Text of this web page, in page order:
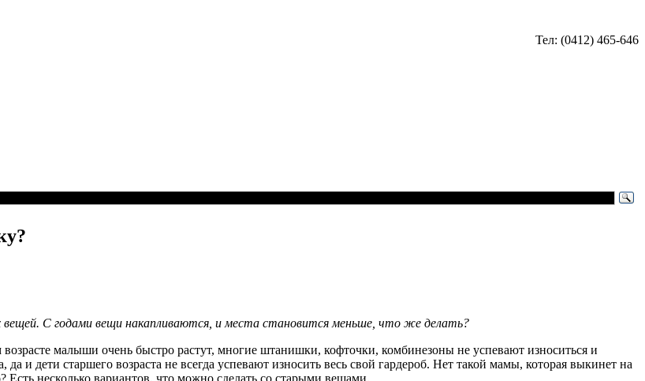
Тел: (0412) 465-646
С годами вещи накапливаются, и места становится меньше, что же делать?
малыши очень быстро растут, многие штанишки, кофточки, комбинезоны не успевают износиться и
и дети старшего возраста не всегда успевают износить весь свой гардероб. Нет такой мамы, которая выкинет на
Есть несколько вариантов, что можно сделать со старыми вещами.